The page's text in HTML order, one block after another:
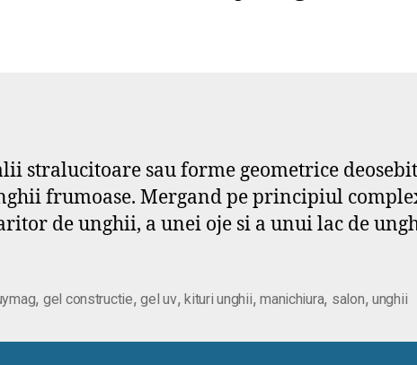
stralucitoare sau forme geometrice
frumoase. Mergand pe principiul
de unghii, a unei oje si a unui lac de
, gel constructie,gel uv,kituri unghii,manichiura, salon,unghii